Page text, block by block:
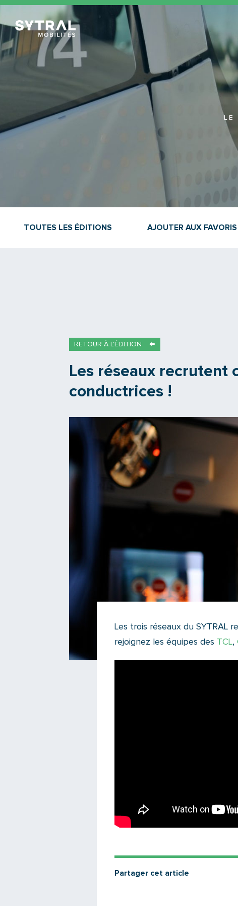
TCL Sytral
LE
TOUTES LES ÉDITIONS AJOUTER AUX FAVORIS
RETOUR À L'ÉDITION
Les réseaux recrutent
conductrices !
Les trois réseaux du SYTRAL
rejoignez les équipes des TCL,
Partager cet article